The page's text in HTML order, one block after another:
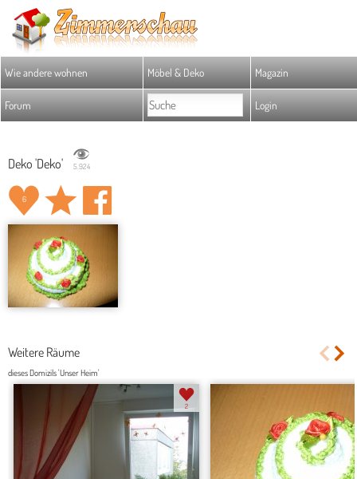
Wie andere wohnen Möbel & Deko Magazin
Forum Login
Deko 'Deko' 5.924
6
Weitere Räume
dieses Domizils 'Unser Heim'
2